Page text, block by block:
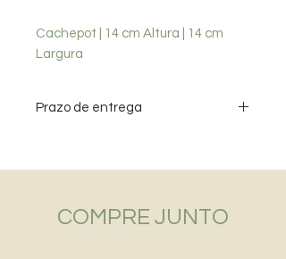
Cachepot | 14 cm Altura | 14 cm
Largura
Prazo de entrega
COMPRE JUNTO